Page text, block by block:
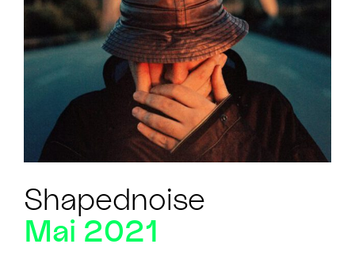
Shapednoise
Mai 2021